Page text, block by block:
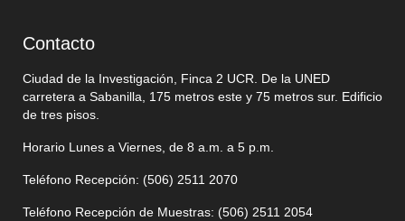
Contacto
Ciudad de la Investigación, Finca 2 UCR. De la UNED
carretera a Sabanilla, 175 metros este y 75 metros sur. Edificio
de tres pisos.
Horario Lunes a Viernes, de 8 a.m. a 5 p.m.
Teléfono Recepción: (506) 2511 2070
Teléfono Recepción de Muestras: (506) 2511 2054